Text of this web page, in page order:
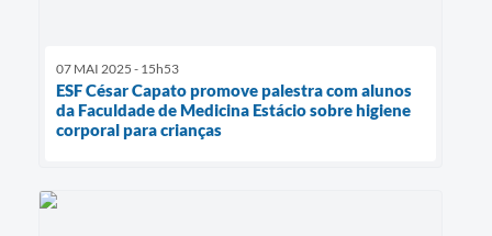
07 MAI 2025 - 15h53
ESF César Capato promove palestra com alunos
da Faculdade de Medicina Estácio sobre higiene
corporal para crianças